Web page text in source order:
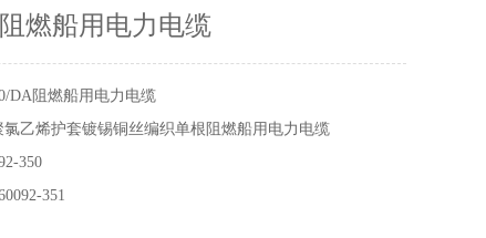
燃船用电力电缆
DA阻燃船用电力电缆
乙烯护套镀锡铜丝编织单根阻燃船用电力电缆
350
351
1